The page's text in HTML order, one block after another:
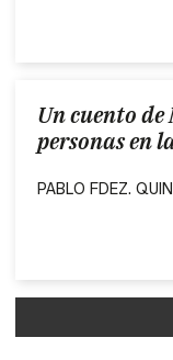
Un cuento
personas en
PABLO FDEZ.